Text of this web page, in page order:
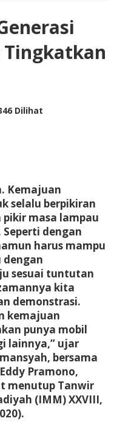
Dilihat
Kemajuan
selalu berpikiran
masa lampau
dengan
harus mampu
sesuai tuntutan
kita
demonstrasi.
kemajuan
punya mobil
lainnya,” ujar
bersama
Pramono,
menutup Tanwir
(IMM) XXVIII,